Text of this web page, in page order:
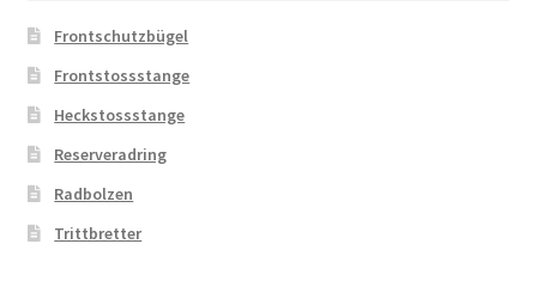
Frontschutzbügel
Frontstossstange
Heckstossstange
Reserveradring
Radbolzen
Trittbretter